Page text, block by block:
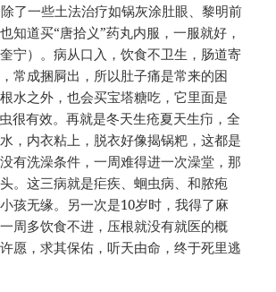
了一些土法治疗如锅灰涂肚眼、黎明前
知道买“唐拾义”药丸内服，一服就好，
宁）。病从口入，饮食不卫生，肠道寄
常成捆屙出，所以肚子痛是常来的困
水之外，也会买宝塔糖吃，它里面是
很有效。再就是冬天生疮夏天生疖，全
，内衣粘上，脱衣好像揭锅粑，这都是
有洗澡条件，一周难得进一次澡堂，那
。这三病就是疟疾、蛔虫病、和脓疱
孩无缘。另一次是10岁时，我得了麻
周多饮食不进，压根就没有就医的概
愿，求其保佑，听天由命，终于死里逃